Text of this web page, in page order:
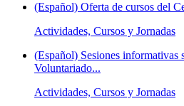
(Español) Oferta de cursos del
Actividades, Cursos y Jornadas
(Español) Sesiones informativas
Voluntariado...
Actividades, Cursos y Jornadas